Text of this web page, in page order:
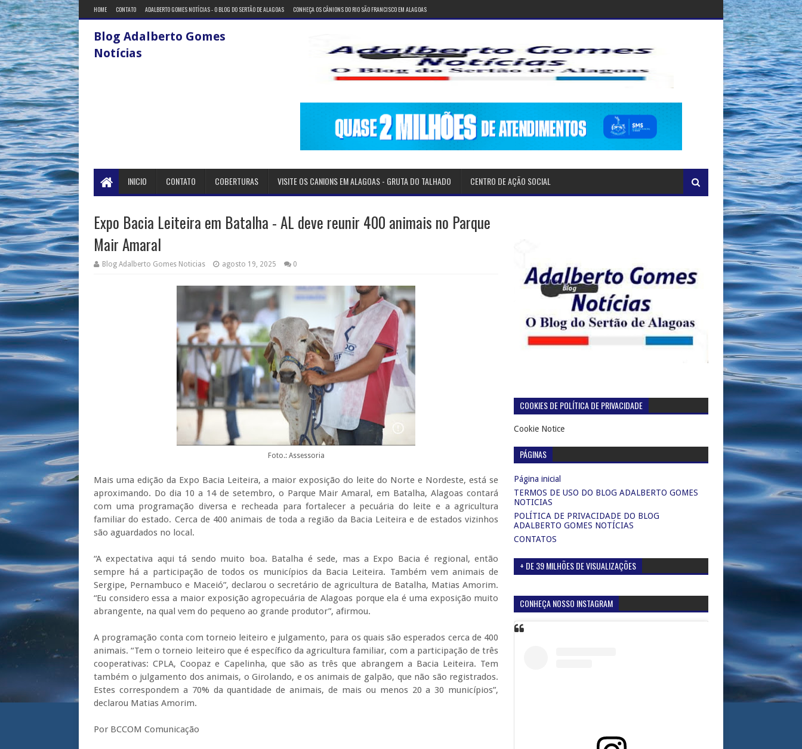
HOME CONTATO ADALBERTO GOMES NOTÍCIAS - O BLOG DO SERTÃO DE ALAGOAS CONHEÇA OS CÂNIONS DO RIO SÃO FRANCISCO EM ALAGOAS
Blog Adalberto Gomes
Notícias
INICIO CONTATO COBERTURAS VISITE OS CANIONS EM ALAGOAS - GRUTA DO TALHADO CENTRO DE AÇÃO SOCIAL
Expo Bacia Leiteira em Batalha - AL deve reunir 400 animais no Parque
Mair Amaral
Blog Adalberto Gomes Noticias agosto 19, 2025 0
Foto.: Assessoria
Mais uma edição da Expo Bacia Leiteira, a maior exposição do leite do Norte e Nordeste, está se
aproximando. Do dia 10 a 14 de setembro, o Parque Mair Amaral, em Batalha, Alagoas contará
com uma programação diversa e recheada para fortalecer a pecuária do leite e a agricultura
familiar do estado. Cerca de 400 animais de toda a região da Bacia Leiteira e de estados vizinhos
são aguardados no local.
“A expectativa aqui tá sendo muito boa. Batalha é sede, mas a Expo Bacia é regional, então
sempre há a participação de todos os municípios da Bacia Leiteira. Também vem animais de
Sergipe, Pernambuco e Maceió”, declarou o secretário de agricultura de Batalha, Matias Amorim.
“Eu considero essa a maior exposição agropecuária de Alagoas porque ela é uma exposição muito
abrangente, na qual vem do pequeno ao grande produtor”, afirmou.
A programação conta com torneio leiteiro e julgamento, para os quais são esperados cerca de 400
animais. “Tem o torneio leiteiro que é específico da agricultura familiar, com a participação de três
cooperativas: CPLA, Coopaz e Capelinha, que são as três que abrangem a Bacia Leiteira. Tem
também o julgamento dos animais, o Girolando, e os animais de galpão, que não são registrados.
Estes correspondem a 70% da quantidade de animais, de mais ou menos 20 a 30 municípios”,
declarou Matias Amorim.
Por BCCOM Comunicação
COOKIES DE POLÍTICA DE PRIVACIDADE
Cookie Notice
PÁGINAS
Página inicial
TERMOS DE USO DO BLOG ADALBERTO GOMES
NOTICIAS
POLÍTICA DE PRIVACIDADE DO BLOG
ADALBERTO GOMES NOTÍCIAS
CONTATOS
+ DE 39 MILHÕES DE VISUALIZAÇÕES
CONHEÇA NOSSO INSTAGRAM